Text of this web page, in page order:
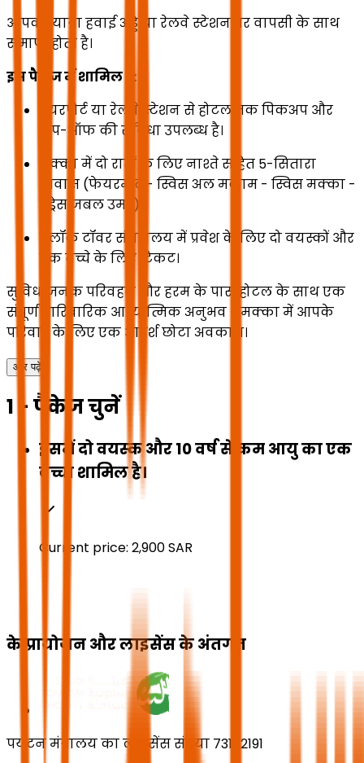
आपकी यात्रा हवाई अड्डे या रेलवे स्टेशन पर वापसी के साथ
समाप्त होती है।
इस पैकेज में शामिल हैं:
एयरपोर्ट या रेलवे स्टेशन से होटल तक पिकअप और
ड्रॉप-ऑफ की सुविधा उपलब्ध है।
मक्का में दो रातों के लिए नाश्ते सहित 5-सितारा
आवास (फेयरमोंट - स्विस अल मकाम - स्विस मक्का -
एड्रेस जबल उमर)
क्लॉक टॉवर संग्रहालय में प्रवेश के लिए दो वयस्कों और
एक बच्चे के लिए टिकट।
सुविधाजनक परिवहन और हरम के पास होटल के साथ एक
संपूर्ण पारिवारिक आध्यात्मिक अनुभव - मक्का में आपके
परिवार के लिए एक आदर्श छोटा अवकाश।
और पढ़ें
1 - पैकेज चुनें
इसमें दो वयस्क और 10 वर्ष से कम आयु का एक
बच्चा शामिल है।
Current price: 2,900SAR
के प्रायोजन और लाइसेंस के अंतर्गत
पर्यटन मंत्रालय का लाइसेंस संख्या 73102191